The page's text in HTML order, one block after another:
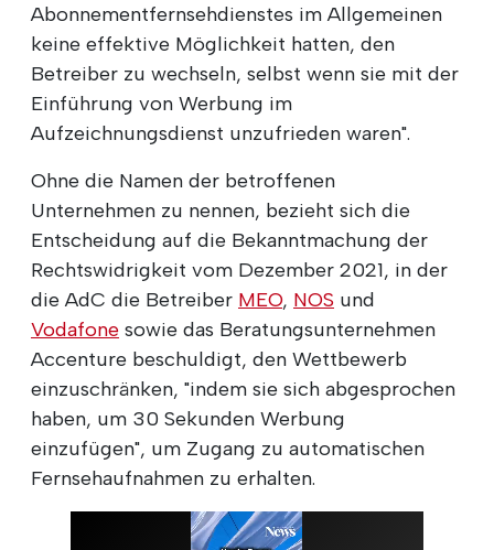
Abonnementfernsehdienstes im Allgemeinen
keine effektive Möglichkeit hatten, den
Betreiber zu wechseln, selbst wenn sie mit der
Einführung von Werbung im
Aufzeichnungsdienst unzufrieden waren".
Ohne die Namen der betroffenen
Unternehmen zu nennen, bezieht sich die
Entscheidung auf die Bekanntmachung der
Rechtswidrigkeit vom Dezember 2021, in der
die AdC die Betreiber MEO, NOS und
Vodafone sowie das Beratungsunternehmen
Accenture beschuldigt, den Wettbewerb
einzuschränken, "indem sie sich abgesprochen
haben, um 30 Sekunden Werbung
einzufügen", um Zugang zu automatischen
Fernsehaufnahmen zu erhalten.